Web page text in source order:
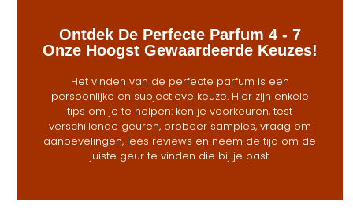
Ontdek De Perfecte Parfum 4 - 7
Onze Hoogst Gewaardeerde Keuzes!
Het vinden van de perfecte parfum is een
persoonlijke en subjectieve keuze. Hier zijn enkele
tips om je te helpen: ken je voorkeuren, test
verschillende geuren, probeer samples, vraag om
aanbevelingen, lees reviews en neem de tijd om de
juiste geur te vinden die bij je past.